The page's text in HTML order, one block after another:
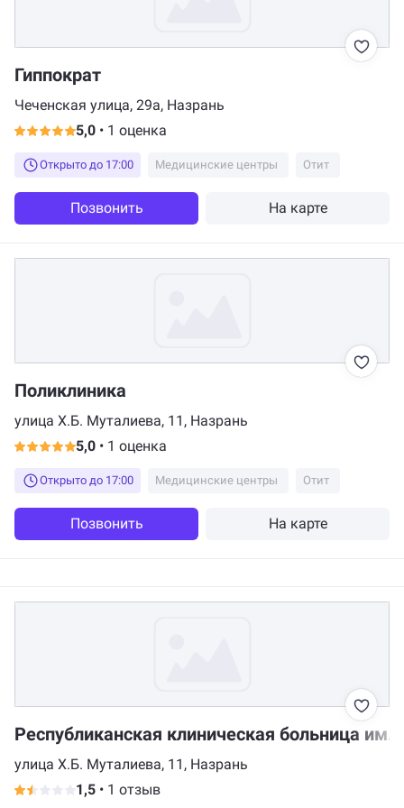
Гиппократ
Чеченская улица, 29а, Назрань
5,0 • 1 оценка
Открыто до 17:00 Медицинские центры Отит
Позвонить На карте
Поликлиника
улица Х.Б. Муталиева, 11, Назрань
5,0 • 1 оценка
Открыто до 17:00 Медицинские центры Отит
Позвонить На карте
Республиканская клиническая больница
улица Х.Б. Муталиева, 11, Назрань
1,5 • 1 отзыв